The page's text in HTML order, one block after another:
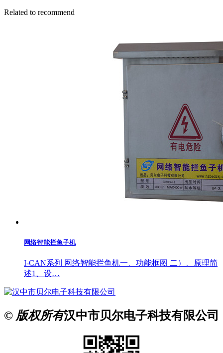
Related to recommend
网络智能拦鱼子机
I-CAN系列 网络智能拦鱼机一、功能框图 二）、原理简
述1、设…
© 版权所有汉中市贝尔电子科技有限公司